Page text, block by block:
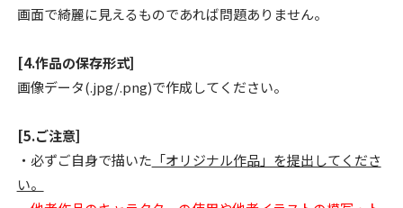
画面で綺麗に見えるものであれば問題ありません。
[4.作品の保存形式]
画像データ(.jpg/.png)で作成してください。
[5.ご注意]
・必ずご自身で描いた 「オリジナル作品」を提出してくださ
い。